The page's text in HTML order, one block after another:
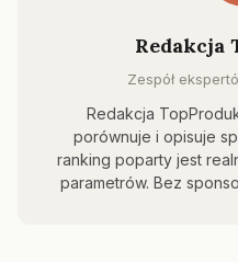
Redakcja
Zespół
Redakcja
porównuje i opisuje
ranking poparty jest
parametrów. Bez